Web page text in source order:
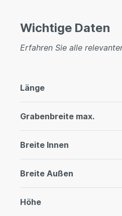
Wichtige Daten
Erfahren Sie alle
Länge
Grabenbreite max.
Breite Innen
Breite Außen
Höhe